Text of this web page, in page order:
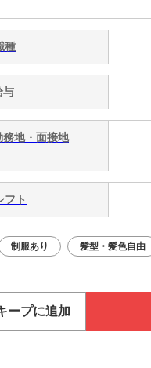
種
与
務地・面接地
フト
制服あり 髪型・髪色自由
ープに追加